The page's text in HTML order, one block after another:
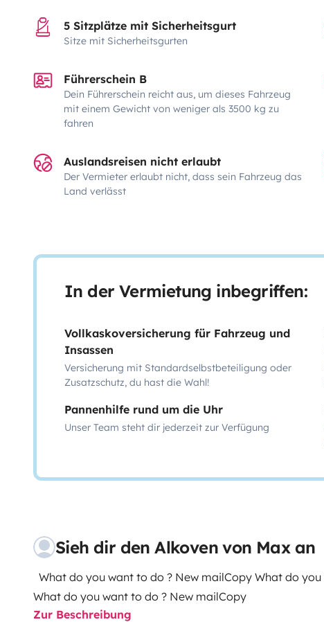
5 Sitzplätze mit Sicherheitsgurt
Sitze mit Sicherheitsgurten
Führerschein B
Dein Führerschein reicht aus, um dieses Fahrzeug
mit einem Gewicht von weniger als 3500 kg zu
fahren
Auslandsreisen nicht erlaubt
Der Vermieter erlaubt nicht, dass sein Fahrzeug das
Land verlässt
In der Vermietung inbegriffen:
Vollkaskoversicherung für Fahrzeug und
Insassen
Versicherung mit Standardselbstbeteiligung oder
Zusatzschutz, du hast die Wahl!
Pannenhilfe rund um die Uhr
Unser Team steht dir jederzeit zur Verfügung
Sieh dir den Alkoven von Max an
What do you want to do ? New mailCopy
Zur Beschreibung